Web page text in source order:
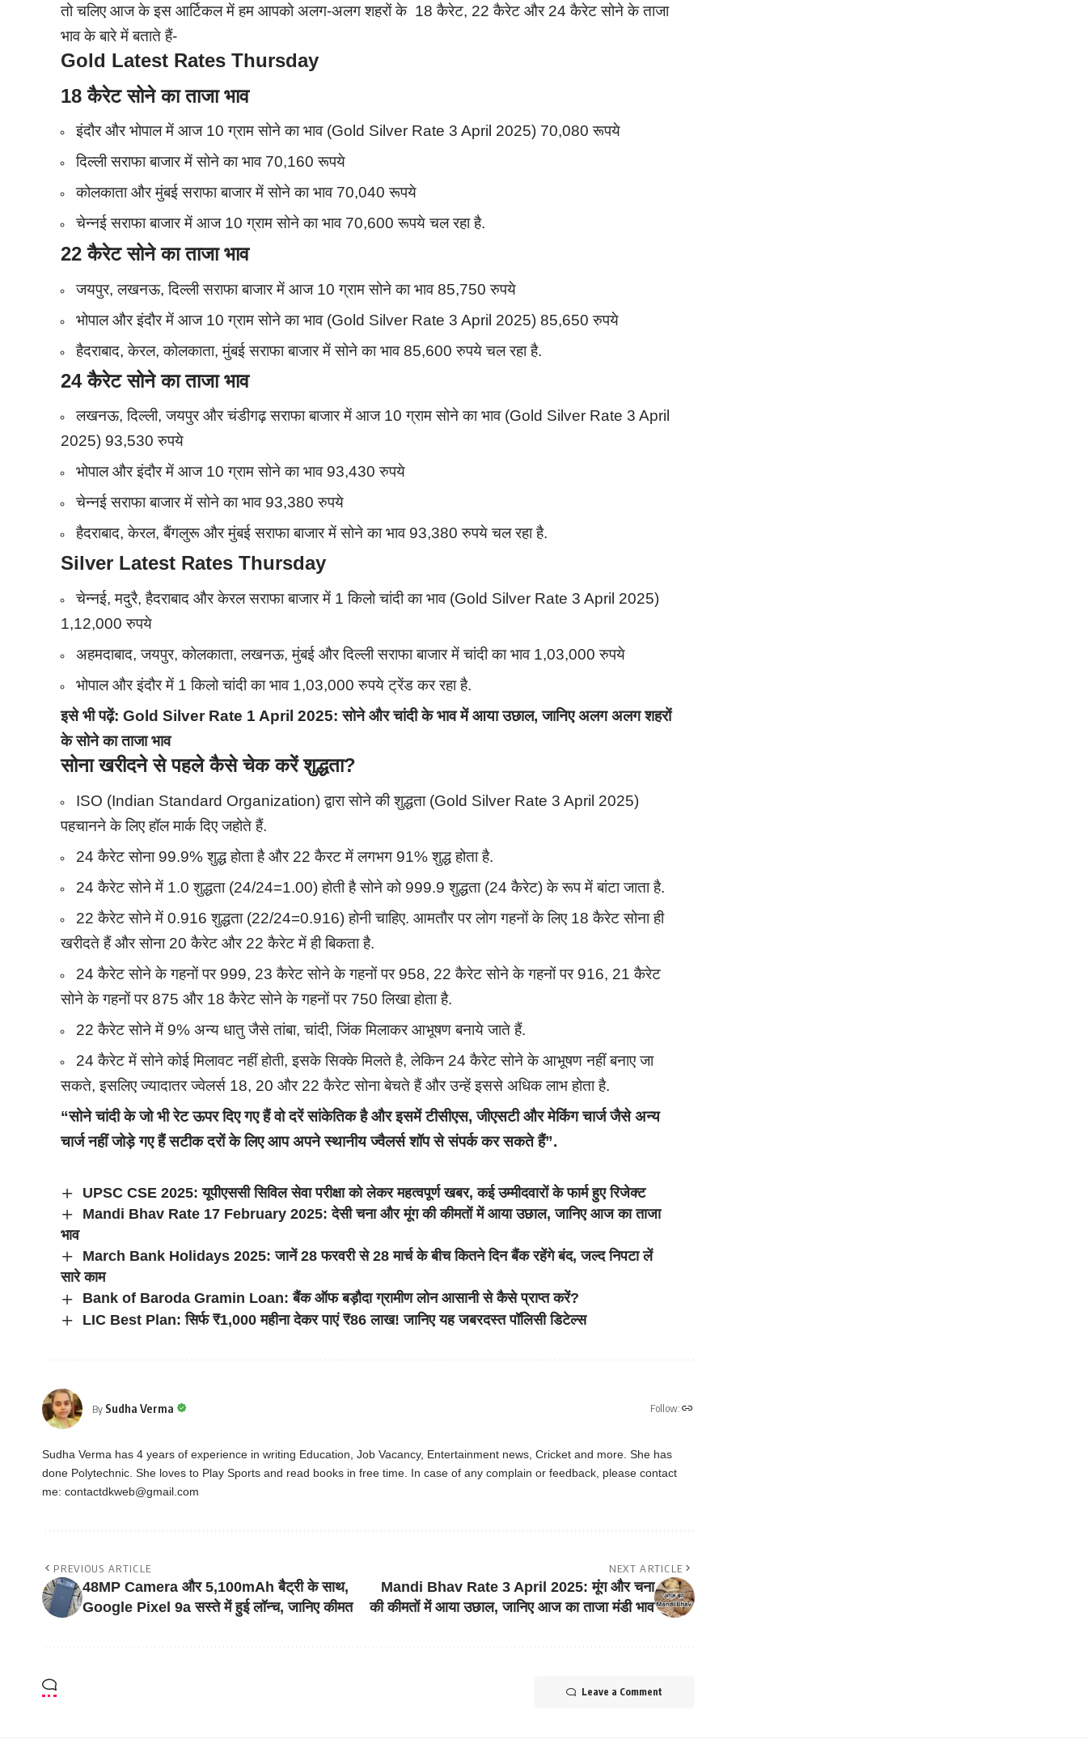
तो चलिए आज के इस आर्टिकल में हम आपको अलग-अलग शहरों के 18 कैरेट, 22 कैरेट और 24 कैरेट सोने के ताजा
भाव के बारे में बताते हैं-
Gold Latest Rates Thursday
18 कैरेट सोने का ताजा भाव
इंदौर और भोपाल में आज 10 ग्राम सोने का भाव (Gold Silver Rate 3 April 2025) 70,080 रूपये
दिल्ली सराफा बाजार में सोने का भाव 70,160 रूपये
कोलकाता और मुंबई सराफा बाजार में सोने का भाव 70,040 रूपये
चेन्नई सराफा बाजार में आज 10 ग्राम सोने का भाव 70,600 रूपये चल रहा है.
22 कैरेट सोने का ताजा भाव
जयपुर, लखनऊ, दिल्ली सराफा बाजार में आज 10 ग्राम सोने का भाव 85,750 रुपये
भोपाल और इंदौर में आज 10 ग्राम सोने का भाव (Gold Silver Rate 3 April 2025) 85,650 रुपये
हैदराबाद, केरल, कोलकाता, मुंबई सराफा बाजार में सोने का भाव 85,600 रुपये चल रहा है.
24 कैरेट सोने का ताजा भाव
लखनऊ, दिल्ली, जयपुर और चंडीगढ़ सराफा बाजार में आज 10 ग्राम सोने का भाव (Gold Silver Rate 3 April
2025) 93,530 रुपये
भोपाल और इंदौर में आज 10 ग्राम सोने का भाव 93,430 रुपये
चेन्नई सराफा बाजार में सोने का भाव 93,380 रुपये
हैदराबाद, केरल, बैंगलुरू और मुंबई सराफा बाजार में सोने का भाव 93,380 रुपये चल रहा है.
Silver Latest Rates Thursday
चेन्नई, मदुरै, हैदराबाद और केरल सराफा बाजार में 1 किलो चांदी का भाव (Gold Silver Rate 3 April 2025)
1,12,000 रुपये
अहमदाबाद, जयपुर, कोलकाता, लखनऊ, मुंबई और दिल्ली सराफा बाजार में चांदी का भाव 1,03,000 रुपये
भोपाल और इंदौर में 1 किलो चांदी का भाव 1,03,000 रुपये ट्रेंड कर रहा है.
इसे भी पढ़ें: Gold Silver Rate 1 April 2025: सोने और चांदी के भाव में आया उछाल, जानिए अलग अलग शहरों
के सोने का ताजा भाव
सोना खरीदने से पहले कैसे चेक करें शुद्धता?
ISO (Indian Standard Organization) द्वारा सोने की शुद्धता (Gold Silver Rate 3 April 2025)
पहचानने के लिए हॉल मार्क दिए जहोते हैं.
24 कैरेट सोना 99.9% शुद्ध होता है और 22 कैरट में लगभग 91% शुद्ध होता है.
24 कैरेट सोने में 1.0 शुद्धता (24/24=1.00) होती है सोने को 999.9 शुद्धता (24 कैरेट) के रूप में बांटा जाता है.
22 कैरेट सोने में 0.916 शुद्धता (22/24=0.916) होनी चाहिए. आमतौर पर लोग गहनों के लिए 18 कैरेट सोना ही
खरीदते हैं और सोना 20 कैरेट और 22 कैरेट में ही बिकता है.
24 कैरेट सोने के गहनों पर 999, 23 कैरेट सोने के गहनों पर 958, 22 कैरेट सोने के गहनों पर 916, 21 कैरेट
सोने के गहनों पर 875 और 18 कैरेट सोने के गहनों पर 750 लिखा होता है.
22 कैरेट सोने में 9% अन्य धातु जैसे तांबा, चांदी, जिंक मिलाकर आभूषण बनाये जाते हैं.
24 कैरेट में सोने कोई मिलावट नहीं होती, इसके सिक्के मिलते है, लेकिन 24 कैरेट सोने के आभूषण नहीं बनाए जा
सकते, इसलिए ज्यादातर ज्वेलर्स 18, 20 और 22 कैरेट सोना बेचते हैं और उन्हें इससे अधिक लाभ होता है.
“सोने चांदी के जो भी रेट ऊपर दिए गए हैं वो दरें सांकेतिक है और इसमें टीसीएस,जीएसटी और मेकिंग चार्ज जैसे अन्य
चार्ज नहीं जोड़े गए हैं सटीक दरों के लिए आप अपने स्थानीय ज्वैलर्स शॉप से संपर्क कर सकते हैं”.
UPSC CSE 2025: यूपीएससी सिविल सेवा परीक्षा को लेकर महत्वपूर्ण खबर, कई उम्मीदवारों के फार्म हुए रिजेक्ट
Mandi Bhav Rate 17 February 2025: देसी चना और मूंग की कीमतों में आया उछाल, जानिए आज का ताजा
भाव
March Bank Holidays 2025: जानें 28 फरवरी से 28 मार्च के बीच कितने दिन बैंक रहेंगे बंद, जल्द निपटा लें
सारे काम
Bank of Baroda Gramin Loan: बैंक ऑफ बड़ौदा ग्रामीण लोन आसानी से कैसे प्राप्त करें?
LIC Best Plan: सिर्फ ₹1,000 महीना देकर पाएं ₹86 लाख! जानिए यह जबरदस्त पॉलिसी डिटेल्स
By Sudha Verma Follow:
Sudha Verma has 4 years of experience in writing Education, Job Vacancy, Entertainment news, Cricket and more. She has
done Polytechnic. She loves to Play Sports and read books in free time. In case of any complain or feedback, please contact
me: contactdkweb@gmail.com
PREVIOUS ARTICLE
48MP Camera और 5,100mAh बैट्री के साथ,
Google Pixel 9a सस्ते में हुई लॉन्च, जानिए कीमत
NEXT ARTICLE
Mandi Bhav Rate 3 April 2025: मूंग और चना
की कीमतों में आया उछाल, जानिए आज का ताजा मंडी भाव
Leave a Comment